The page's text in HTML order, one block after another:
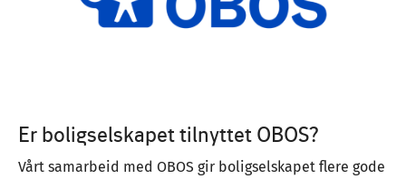
Er boligselskapet tilnyttet OBOS?
Vårt samarbeid med OBOS gir boligselskapet flere gode